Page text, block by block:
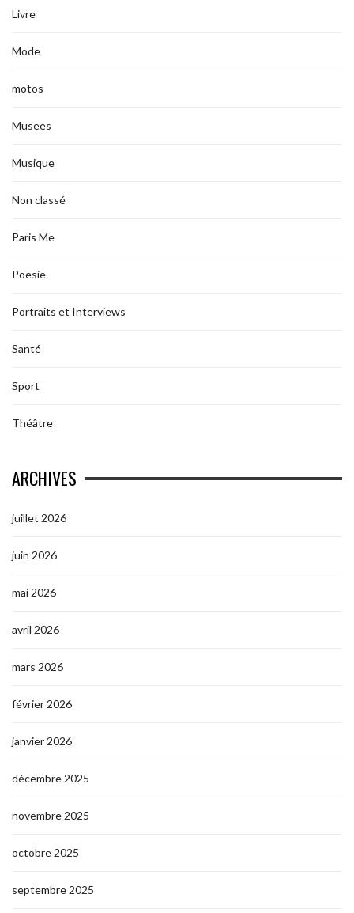
Livre
Mode
motos
Musees
Musique
Non classé
Paris Me
Poesie
Portraits et Interviews
Santé
Sport
Théâtre
ARCHIVES
juillet 2026
juin 2026
mai 2026
avril 2026
mars 2026
février 2026
janvier 2026
décembre 2025
novembre 2025
octobre 2025
septembre 2025